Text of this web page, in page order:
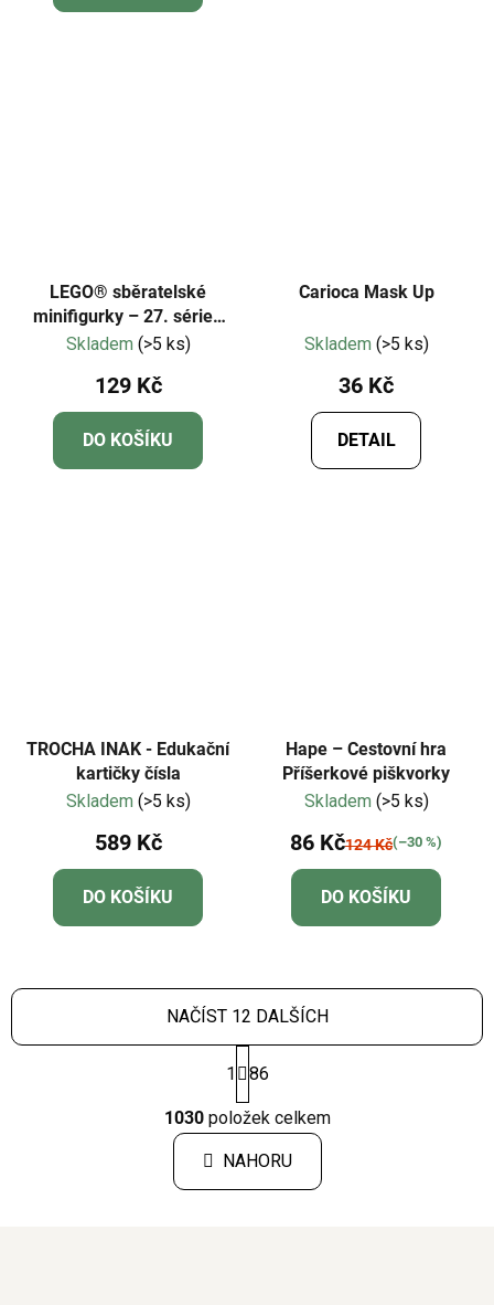
z
LEGO® sběratelské
minifigurky – 27. série -
71048
Skladem (>5 ks)
129 Kč
DO KOŠÍKU
Carioca Mask Up
Skladem (>5 ks)
36 Kč
DETAIL
TROCHA INAK - Edukační
kartičky čísla
Skladem (>5 ks)
589 Kč
DO KOŠÍKU
Hape – Cestovní hra
Příšerkové piškvorky
Skladem (>5 ks)
86 Kč124 Kč(–30 %)
DO KOŠÍKU
O
v
l
á
d
NAČÍST 12 DALŠÍCH
t
r
á
n
k
1 86
1030položek celkem
NAHORU